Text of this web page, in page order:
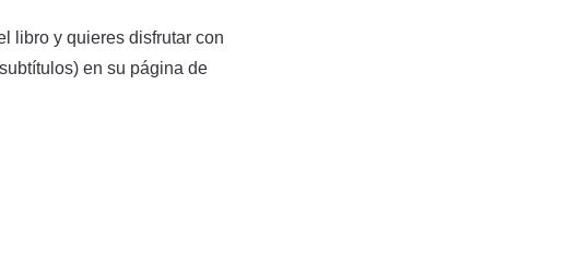
libro y quieres disfrutar con
en su página de